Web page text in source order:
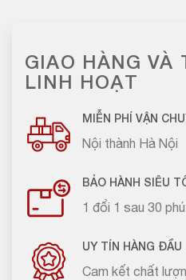
GIAO HÀNG VÀ
LINH HOẠT
MIỄN PHÍ VẬN
Nội thành Hà Nội
BẢO HÀNH SIÊU
1 đổi 1 sau 30
UY TÍN HÀNG ĐẦU
Cam kết chất